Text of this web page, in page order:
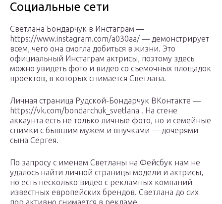
Социальные сети
Светлана Бондарчук в Инстаграм —
https://www.instagram.com/a030aa/ — демонстрирует
всем, чего она смогла добиться в жизни. Это
официальный Инстаграм актрисы, поэтому здесь
можно увидеть фото и видео со съемочных площадок
проектов, в которых снимается Светлана.
Личная страница Рудской-Бондарчук ВКонтакте —
https://vk.com/bondarchuk_svetlana . На стене
аккаунта есть не только личные фото, но и семейные
снимки с бывшим мужем и внучками — дочерями
сына Сергея.
По запросу с именем Светланы на Фейсбук нам не
удалось найти личной страницы модели и актрисы,
но есть несколько видео с рекламных компаний
известных европейских брендов. Светлана до сих
пор активно снимается в рекламе.